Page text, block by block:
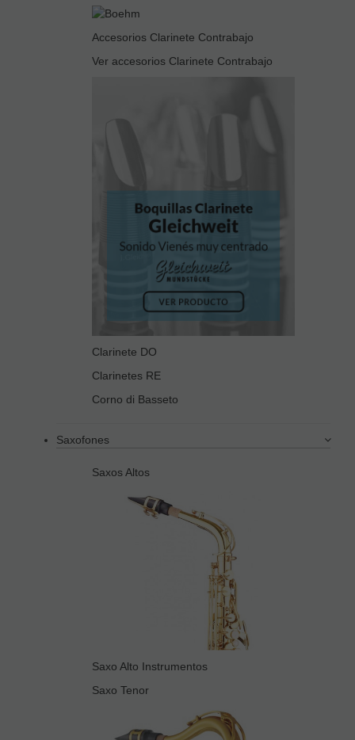
Accesorios Clarinete Contrabajo
Ver accesorios Clarinete Contrabajo
Clarinete DO
Clarinetes RE
Corno di Basseto
Saxofones
Saxos Altos
Saxo Alto Instrumentos
Saxo Tenor